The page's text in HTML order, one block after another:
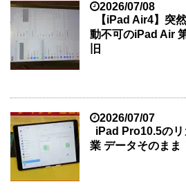
2026/07/08
【iPad Air4】突
動不可のiPad Air
旧
2026/07/07
iPad Pro10.5の
業 データそのまま